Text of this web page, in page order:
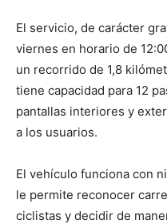
El servicio, de carácter
viernes en horario de
un recorrido de 1,8
tiene capacidad para 12
pantallas interiores y
a los usuarios.
El vehículo funciona con
le permite reconocer
ciclistas y decidir de